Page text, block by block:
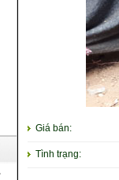
Giá bán:
Tình trạng: